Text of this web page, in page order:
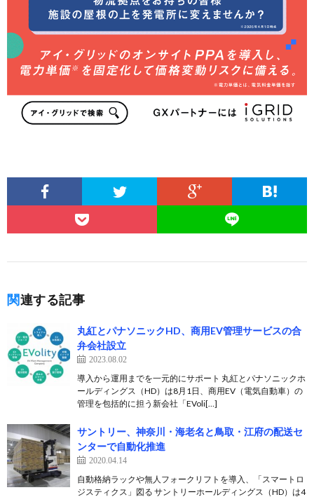
関連する記事
丸紅とパナソニックHD、商用EV管理サービスの合
弁会社設立
2023.08.02
導入から運用までを一元的にサポート 丸紅とパナソニックホ
ールディングス（HD）は8月1日、商用EV（電気自動車）の
管理を包括的に担う新会社「EVoli[…]
サントリー、神奈川・海老名と鳥取・江府の配送セ
ンターで自動化推進
2020.04.14
自動格納ラックや無人フォークリフトを導入、「スマートロ
ジスティクス」図る サントリーホールディングス（HD）は4